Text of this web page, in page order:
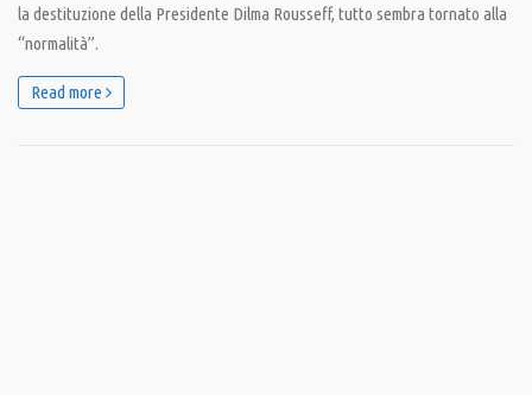
la destituzione della Presidente Dilma Rousseff, tutto sembra tornato alla
“normalità”.
Read more